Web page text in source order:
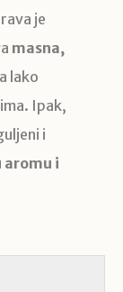
je
masna,
lako
Ipak,
i
aromu i